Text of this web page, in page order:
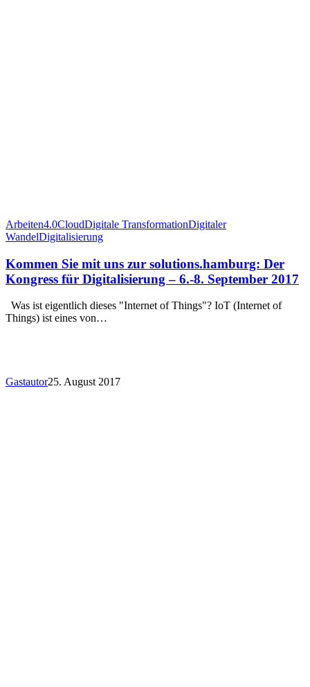
Arbeiten4.0CloudDigitale TransformationDigitaler
WandelDigitalisierung
Kommen Sie mit uns zur solutions.hamburg: Der
Kongress für Digitalisierung – 6.-8. September 2017
Was ist eigentlich dieses "Internet of Things"? IoT (Internet of
Things) ist eines von…
Gastautor25. August 2017